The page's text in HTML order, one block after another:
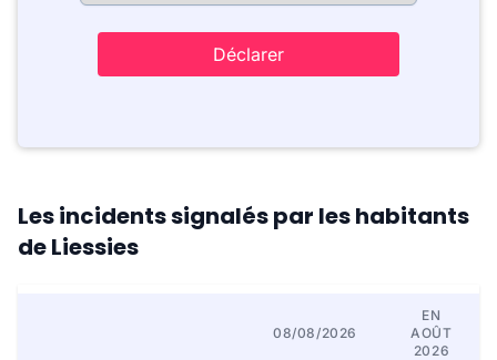
Déclarer
Les incidents signalés par les habitants
de Liessies
08/08/2026
EN
AOÛT
2026